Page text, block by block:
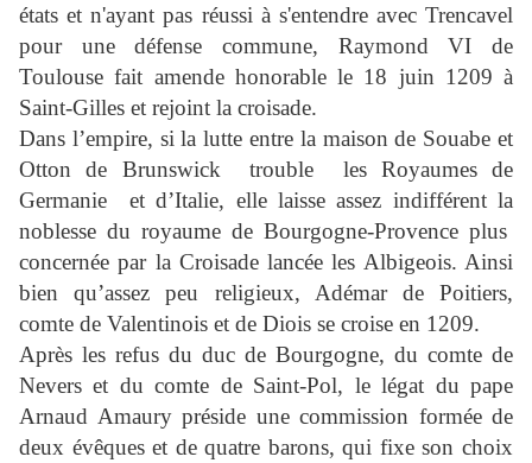
états et n'ayant pas réussi à s'entendre avec Trencavel
pour une défense commune, Raymond VI de
Toulouse fait amende honorable le 18 juin 1209 à
Saint-Gilles et rejoint la croisade.
Dans l’empire, si la lutte entre la maison de Souabe et
Otton de Brunswick
trouble
les Royaumes de
Germanie
et d’Italie, elle laisse assez indifférent la
noblesse du royaume de Bourgogne-Provence plus
concernée par la Croisade lancée les Albigeois. Ainsi
bien qu’assez peu religieux, Adémar de Poitiers,
comte de Valentinois et de Diois se croise en 1209.
Après les refus du duc de Bourgogne, du comte de
Nevers et du comte de Saint-Pol, le légat du pape
Arnaud Amaury préside une commission formée de
deux évêques et de quatre barons, qui fixe son choix